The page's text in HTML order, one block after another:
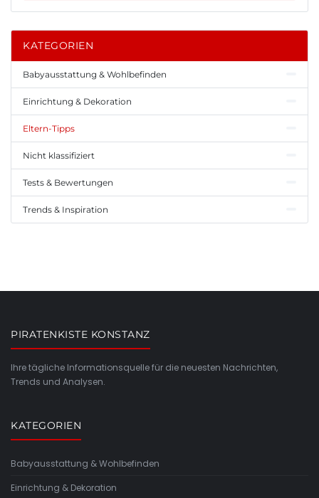
KATEGORIEN
Babyausstattung & Wohlbefinden
Einrichtung & Dekoration
Eltern-Tipps
Nicht klassifiziert
Tests & Bewertungen
Trends & Inspiration
PIRATENKISTE KONSTANZ
Ihre tägliche Informationsquelle für die neuesten Nachrichten,
Trends und Analysen.
KATEGORIEN
Babyausstattung & Wohlbefinden
Einrichtung & Dekoration